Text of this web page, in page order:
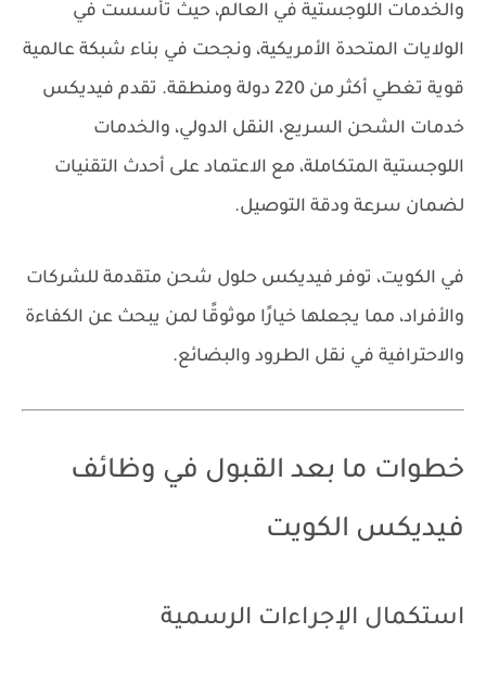
والخدمات اللوجستية في العالم، حيث تأسست في
الولايات المتحدة الأمريكية، ونجحت في بناء شبكة عالمية
قوية تغطي أكثر من 220 دولة ومنطقة. تقدم فيديكس
خدمات الشحن السريع، النقل الدولي، والخدمات
اللوجستية المتكاملة، مع الاعتماد على أحدث التقنيات
لضمان سرعة ودقة التوصيل.
في الكويت، توفر فيديكس حلول شحن متقدمة للشركات
والأفراد، مما يجعلها خيارًا موثوقًا لمن يبحث عن الكفاءة
والاحترافية في نقل الطرود والبضائع.
خطوات ما بعد القبول في وظائف
فيديكس الكويت
استكمال الإجراءات الرسمية